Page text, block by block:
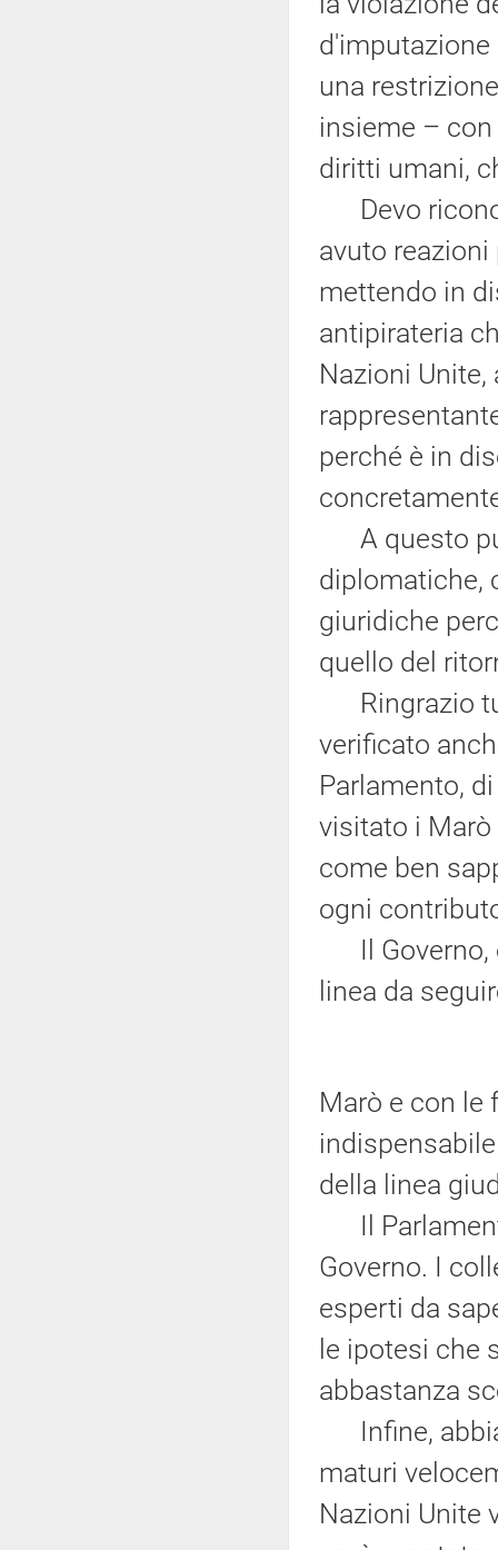
una
insieme –
diritti umani,
Devo
avuto
mettendo in
antipirateria
Nazioni Unite,
perché è in
A questo
diplomatiche,
giuridiche
quello del
Ringrazio
verificato
Parlamento,
visitato i Marò
come ben
ogni
Il Governo,
linea da
Marò e con le
della linea
Il
Governo. I
esperti da
le ipotesi che
abbastanza
Infine,
maturi
Nazioni Unite